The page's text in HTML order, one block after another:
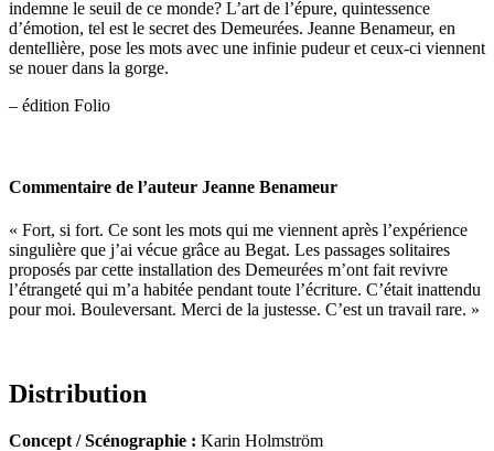
indemne le seuil de ce monde? L’art de l’épure, quintessence
d’émotion, tel est le secret des Demeurées. Jeanne Benameur, en
dentellière, pose les mots avec une infinie pudeur et ceux-ci viennent
se nouer dans la gorge.
– édition Folio
Commentaire de l’auteur Jeanne Benameur
« Fort, si fort. Ce sont les mots qui me viennent après l’expérience
singulière que j’ai vécue grâce au Begat. Les passages solitaires
proposés par cette installation des Demeurées m’ont fait revivre
l’étrangeté qui m’a habitée pendant toute l’écriture. C’était inattendu
pour moi. Bouleversant. Merci de la justesse. C’est un travail rare. »
Distribution
Concept / Scénographie : Karin Holmström